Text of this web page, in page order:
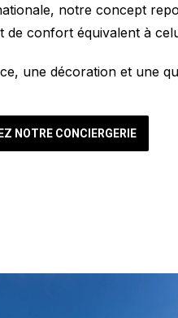
notre concept
confort équivalent à
une décoration et une
NOTRE CONCIERGERIE